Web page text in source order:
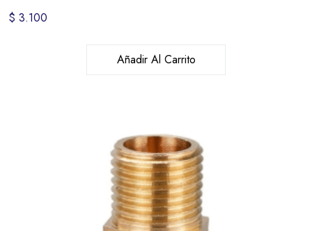
$ 3.100
Añadir Al Carrito